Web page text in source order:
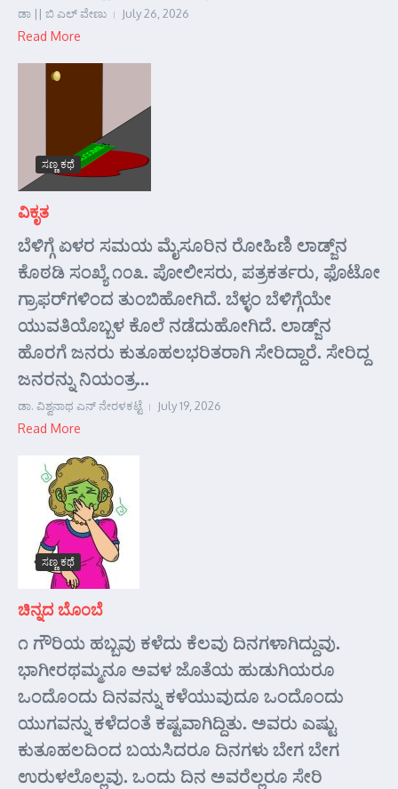
ಡಾ || ಬಿ ಎಲ್ ವೇಣು July 26, 2026
Read More
ಸಣ್ಣ ಕಥೆ
ವಿಕೃತ
ಬೆಳಿಗ್ಗೆ ಏಳರ ಸಮಯ ಮೈಸೂರಿನ ರೋಹಿಣಿ ಲಾಡ್ಜ್‌ನ
ಕೊಠಡಿ ಸಂಖ್ಯೆ ೧೦೩. ಪೋಲೀಸರು, ಪತ್ರಕರ್ತರು, ಫೊಟೋ
ಗ್ರಾಫರ್‌ಗಳಿಂದ ತುಂಬಿಹೋಗಿದೆ. ಬೆಳ್ಳಂ ಬೆಳಿಗ್ಗೆಯೇ
ಯುವತಿಯೊಬ್ಬಳ ಕೊಲೆ ನಡೆದುಹೋಗಿದೆ. ಲಾಡ್ಜ್‌ನ
ಹೊರಗೆ ಜನರು ಕುತೂಹಲಭರಿತರಾಗಿ ಸೇರಿದ್ದಾರೆ. ಸೇರಿದ್ದ
ಜನರನ್ನು ನಿಯಂತ್ರ...
ಡಾ. ವಿಶ್ವನಾಥ ಎನ್ ನೇರಳಕಟ್ಟೆ July 19, 2026
Read More
ಸಣ್ಣ ಕಥೆ
ಚಿನ್ನದ ಬೊಂಬೆ
೧ ಗೌರಿಯ ಹಬ್ಬವು ಕಳೆದು ಕೆಲವು ದಿನಗಳಾಗಿದ್ದುವು.
ಭಾಗೀರಥಮ್ಮನೂ ಅವಳ ಜೊತೆಯ ಹುಡುಗಿಯರೂ
ಒಂದೊಂದು ದಿನವನ್ನು ಕಳೆಯುವುದೂ ಒಂದೊಂದು
ಯುಗವನ್ನು ಕಳೆದಂತೆ ಕಷ್ಟವಾಗಿದ್ದಿತು. ಅವರು ಎಷ್ಟು
ಕುತೂಹಲದಿಂದ ಬಯಸಿದರೂ ದಿನಗಳು ಬೇಗ ಬೇಗ
ಉರುಳಲೊಲ್ಲವು. ಒಂದು ದಿನ ಅವರೆಲ್ಲರೂ ಸೇರಿ